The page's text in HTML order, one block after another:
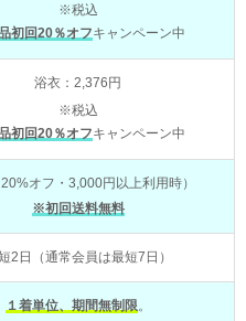
※税込
初回20％オフキャンペーン中
浴衣：2,376円
※税込
初回20％オフキャンペーン中
オフ・3,000円以上利用時）
※初回送料無料
2日（通常会員は最短7日）
１着単位、期間無制限。